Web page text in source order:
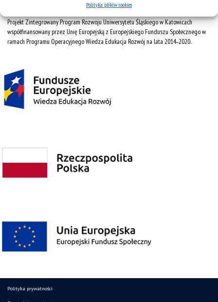
Polityka plików cookies
Projekt Zintegrowany Program Rozwoju Uniwersytetu Śląskiego w Katowicach
współfinansowany przez Unię Europejską z Europejskiego Funduszu Społecznego w
ramach Programu Operacyjnego Wiedza Edukacja Rozwój na lata 2014˗2020.
Polityka prywatności